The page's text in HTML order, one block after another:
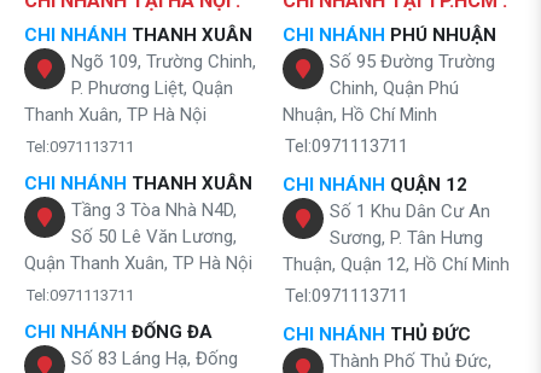
CHI NHÁNH THANH XUÂN
Ngõ 109, Trường Chinh,
P. Phương Liệt, Quận
Thanh Xuân, TP Hà Nội
Tel:0971113711
CHI NHÁNH THANH XUÂN
Tầng 3 Tòa Nhà N4D,
Số 50 Lê Văn Lương,
Quận Thanh Xuân, TP Hà Nội
Tel:0971113711
CHI NHÁNH ĐỐNG ĐA
Số 83 Láng Hạ, Đống
CHI NHÁNH PHÚ NHUẬN
Số 95 Đường Trường
Chinh, Quận Phú
Nhuận, Hồ Chí Minh
Tel:0971113711
CHI NHÁNH QUẬN 12
Số 1 Khu Dân Cư An
Sương, P. Tân Hưng
Thuận, Quận 12, Hồ Chí Minh
Tel:0971113711
CHI NHÁNH THỦ ĐỨC
Thành Phố Thủ Đức,